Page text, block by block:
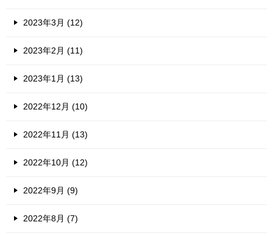
2023年3月 (12)
2023年2月 (11)
2023年1月 (13)
2022年12月 (10)
2022年11月 (13)
2022年10月 (12)
2022年9月 (9)
2022年8月 (7)